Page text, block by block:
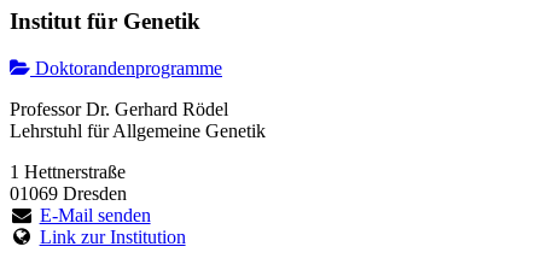
Institut für Genetik
Doktorandenprogramme
Professor Dr. Gerhard Rödel
Lehrstuhl für Allgemeine Genetik
1 Hettnerstraße
01069 Dresden
E-Mail senden
Link zur Institution